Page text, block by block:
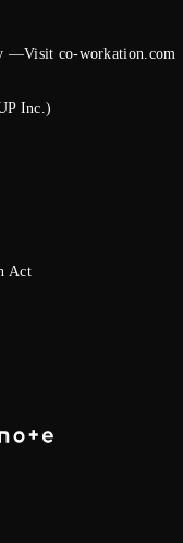
—Visit co-workation.com
Inc.)
Act